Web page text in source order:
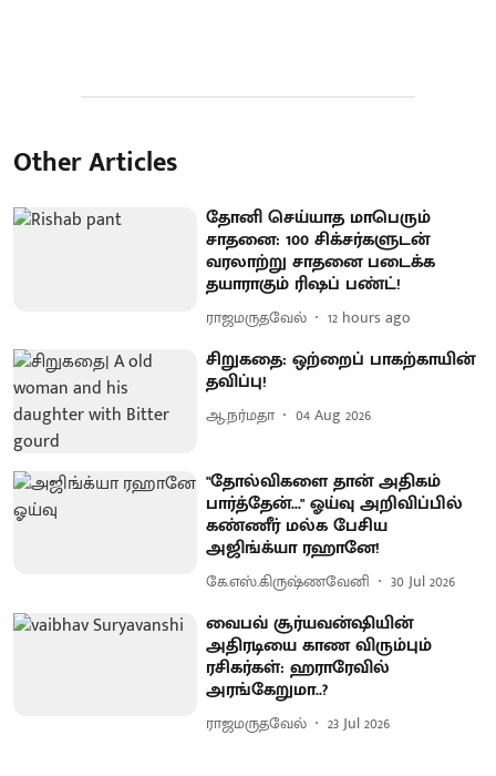
Other Articles
தோனி செய்யாத மாபெரும்
சாதனை: 100 சிக்சர்களுடன்
வரலாற்று சாதனை படைக்க
தயாராகும் ரிஷப் பண்ட்!
ராஜமருதவேல் 12 hours ago
சிறுகதை: ஒற்றைப் பாகற்காயின்
தவிப்பு!
ஆ.நர்மதா 04 Aug 2026
"தோல்விகளை தான் அதிகம்
பார்த்தேன்..." ஓய்வு அறிவிப்பில்
கண்ணீர் மல்க பேசிய
அஜிங்க்யா ரஹானே!
கே.எஸ்.கிருஷ்ணவேனி 30 Jul 2026
வைபவ் சூர்யவன்ஷியின்
அதிரடியை காண விரும்பும்
ரசிகர்கள்: ஹராரேவில்
அரங்கேறுமா..?
ராஜமருதவேல் 23 Jul 2026